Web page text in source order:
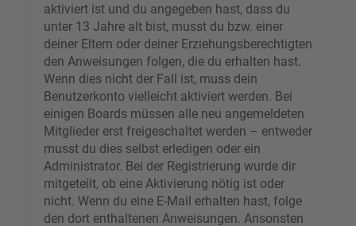
aktiviert ist und du angegeben hast, dass du
unter 13 Jahre alt bist, musst du bzw. einer
deiner Eltern oder deiner Erziehungsberechtigten
den Anweisungen folgen, die du erhalten hast.
Wenn dies nicht der Fall ist, muss dein
Benutzerkonto vielleicht aktiviert werden. Bei
einigen Boards müssen alle neu angemeldeten
Mitglieder erst freigeschaltet werden – entweder
musst du dies selbst erledigen oder ein
Administrator. Bei der Registrierung wurde dir
mitgeteilt, ob eine Aktivierung nötig ist oder
nicht. Wenn du eine E-Mail erhalten hast, folge
den dort enthaltenen Anweisungen. Ansonsten